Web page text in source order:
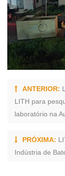
ANTERIOR:
LITH para
laboratório na
PRÓXIMA:
Indústria de